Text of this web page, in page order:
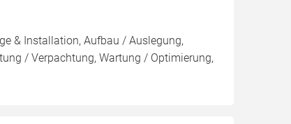
& Installation, Aufbau / Auslegung,
/ Verpachtung, Wartung / Optimierung,